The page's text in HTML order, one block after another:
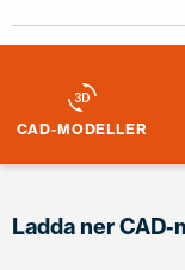
CAD-MODELLER
Ladda ner CAD-